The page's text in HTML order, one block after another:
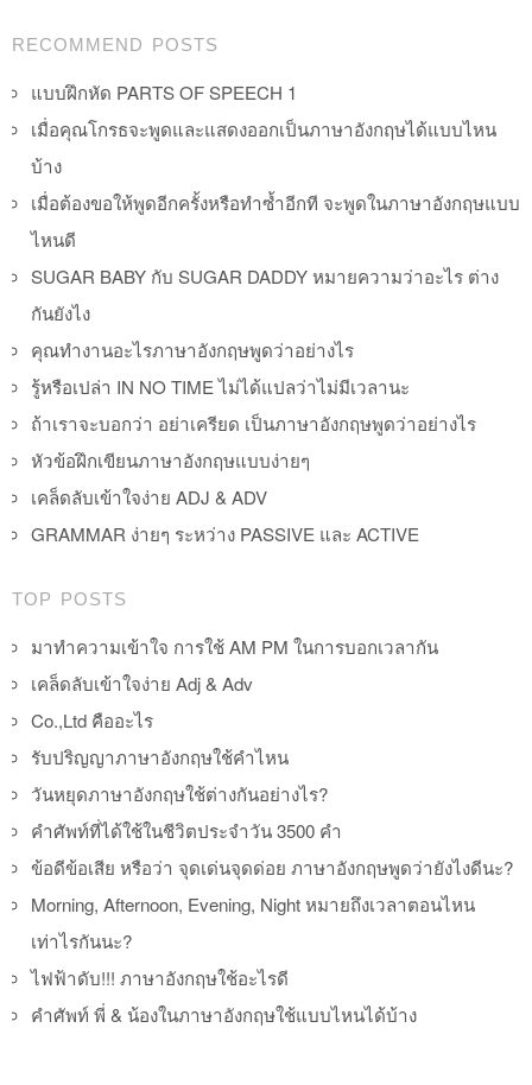
Post navigation
RECOMMEND POSTS
แบบฝึกหัด PARTS OF SPEECH 1
เมื่อคุณโกรธจะพูดและแสดงออกเป็นภาษาอังกฤษได้แบบไหน
บ้าง
เมื่อต้องขอให้พูดอีกครั้งหรือทำซ้ำอีกที จะพูดในภาษาอังกฤษแบบ
ไหนดี
SUGAR BABY กับ SUGAR DADDY หมายความว่าอะไร ต่าง
กันยังไง
คุณทำงานอะไรภาษาอังกฤษพูดว่าอย่างไร
รู้หรือเปล่า IN NO TIME ไม่ได้แปลว่าไม่มีเวลานะ
ถ้าเราจะบอกว่า อย่าเครียด เป็นภาษาอังกฤษพูดว่าอย่างไร
หัวข้อฝึกเขียนภาษาอังกฤษแบบง่ายๆ
เคล็ดลับเข้าใจง่าย ADJ & ADV
GRAMMAR ง่ายๆ ระหว่าง PASSIVE และ ACTIVE
TOP POSTS
มาทำความเข้าใจ การใช้ AM PM ในการบอกเวลากัน
เคล็ดลับเข้าใจง่าย Adj & Adv
Co.,Ltd คืออะไร
รับปริญญาภาษาอังกฤษใช้คำไหน
วันหยุดภาษาอังกฤษใช้ต่างกันอย่างไร?
คำศัพท์ที่ได้ใช้ในชีวิตประจำวัน 3500 คำ
ข้อดีข้อเสีย หรือว่า จุดเด่นจุดด่อย ภาษาอังกฤษพูดว่ายังไงดีนะ?
Morning, Afternoon, Evening, Night หมายถึงเวลาตอนไหน
เท่าไรกันนะ?
ไฟฟ้าดับ!!! ภาษาอังกฤษใช้อะไรดี
คำศัพท์ พี่ & น้องในภาษาอังกฤษใช้แบบไหนได้บ้าง